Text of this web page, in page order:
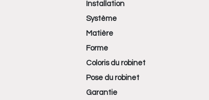
Installation
Système
Matière
Forme
Coloris du robinet
Pose du robinet
Garantie